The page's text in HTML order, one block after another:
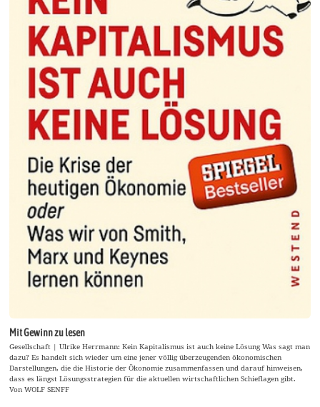
Mit Gewinn zu lesen
Gesellschaft | Ulrike Herrmann: Kein Kapitalismus ist auch keine Lösung Was sagt man
dazu? Es handelt sich wieder um eine jener völlig überzeugenden ökonomischen
Darstellungen, die die Historie der Ökonomie zusammenfassen und darauf hinweisen,
dass es längst Lösungsstrategien für die aktuellen wirtschaftlichen Schieflagen gibt.
Von WOLF SENFF